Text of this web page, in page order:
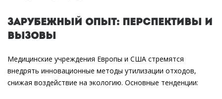
Зарубежный опыт: перспективы и
вызовы
Медицинские учреждения Европы и США стремятся
внедрять инновационные методы утилизации отходов,
снижая воздействие на экологию. Основные тенденции: